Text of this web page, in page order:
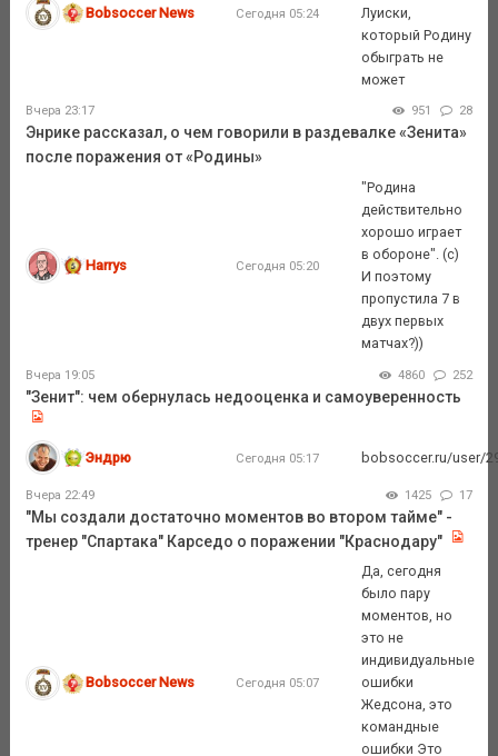
Bobsoccer News Сегодня 05:24
Луиски,
который Родину
обыграть не
может
Вчера 23:17 951 28
Энрике рассказал, о чем говорили в раздевалке «Зенита»
после поражения от «Родины»
Harrys Сегодня 05:20
"Родина
действительно
хорошо играет
в обороне". (с)
И поэтому
пропустила 7 в
двух первых
матчах?))
Вчера 19:05 4860 252
"Зенит": чем обернулась недооценка и самоуверенность
Эндрю Сегодня 05:17 bobsoccer.ru/user/
Вчера 22:49 1425 17
"Мы создали достаточно моментов во втором тайме" -
тренер "Спартака" Карседо о поражении "Краснодару"
Bobsoccer News Сегодня 05:07
Да, сегодня
было пару
моментов, но
это не
индивидуальные
ошибки
Жедсона, это
командные
ошибки Это